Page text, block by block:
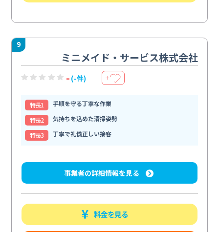
9
ミニメイド・サービス株式会社
- (-件) ＋
特⻑1
手順を守る丁寧な作業
特⻑2
気持ちを込めた清掃姿勢
特⻑3
丁寧で礼儀正しい接客
事業者の詳細情報を見る
料金を見る